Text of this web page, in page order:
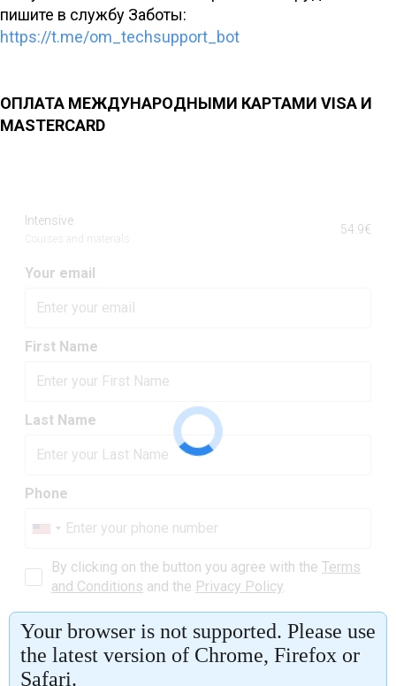
пишите в службу Заботы:
https://t.me/om_techsupport_bot
ОПЛАТА МЕЖДУНАРОДНЫМИ КАРТАМИ VISA И
MASTERCARD